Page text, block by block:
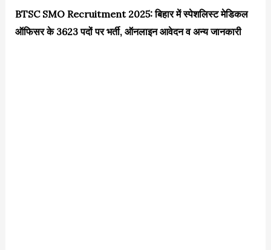
BTSC SMO Recruitment 2025: बिहार में स्पेशलिस्ट मेडिकल
ऑफिसर के 3623 पदों पर भर्ती, ऑनलाइन आवेदन व अन्य जानकारी